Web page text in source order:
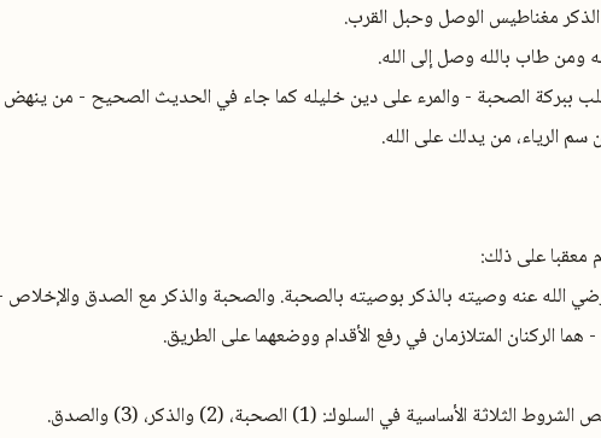
الذكر مغناطيس الوصل وحبل القرب.
ومن طاب بالله وصل إلى الله.
ببركة الصحبة - والمرء على دين خليله كما جاء في الحديث الصحيح - من
الرياء، من يدلك على الله.
معقبا على ذلك:
الله عنه وصيته بالذكر بوصيته بالصحبة. والصحبة والذكر مع الصدق
الركنان المتلازمان في رفع الأقدام ووضعهما على الطريق.
الأساسية في السلوك: (1) الصحبة، (2) والذكر، (3) والصدق.